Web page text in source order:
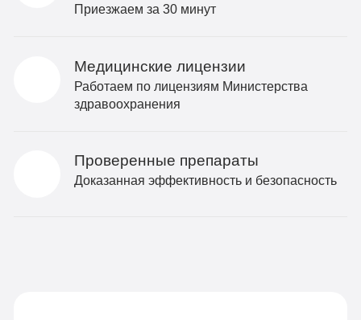
Приезжаем за 30 минут
Медицинские лицензии
Работаем по лицензиям Министерства
здравоохранения
Проверенные препараты
Доказанная эффективность и безопасность